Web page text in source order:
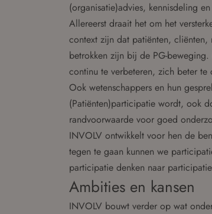
(organisatie)advies, kennisdeling
Allereerst draait het om het
context zijn dat patiënten,
betrokken zijn bij de PG-
continu te verbeteren, zich beter te
Ook wetenschappers en hun
(Patiënten)participatie wordt, ook
randvoorwaarde voor goed
INVOLV ontwikkelt voor hen de
tegen te gaan kunnen we
participatie denken naar
Ambities en kansen
INVOLV bouwt verder op wat